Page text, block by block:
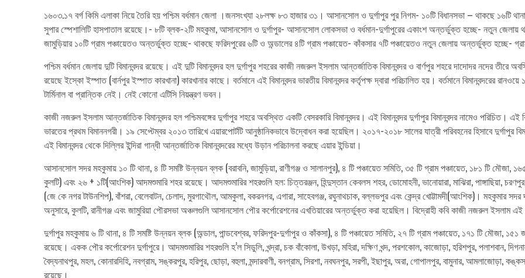
১৬০৩.১৭ বর্গ কিমি এলাকা নিয়ে তৈরি হয় পশ্চিম বর্ধমান জেলা ।জনসংখ্যা ২৮লক্ষ ৮৩ হাজার ৩১। আসানসোল ও দুর্গাপুর পুর নিগম- ১০টি বিধানসভা – থাকছে ১৬টি
সুপার স্পেশালিটি হাসপাতাল রয়েছে।- ৮টি ব্লক-২টি মহকুমা, আসানসোল ও দুর্গাপুর- আসানসোল লোকসভা ও বর্ধমান-দুর্গাপুরের একাংশ অন্তর্ভুক্ত হচ্ছে- নতুন জেলায়
জামুড়িয়ার ১০টি গ্রাম পঞ্চায়েতও অন্তর্ভুক্ত হচ্ছে- থাকছে ফরিদপুরের ৬টি ও অন্ডালের ৪টি গ্রাম পঞ্চায়েত- কাঁকসার ৭টি পঞ্চায়েতও নতুন জেলায় অন্তর্ভুক্ত হচ্ছে-
পশ্চিম বর্ধমান জেলায় দুটি বিমানবন্দর রয়েছে। এই দুটি বিমানবন্দর হল দুর্গাপুর শহরের কাজী নজরুল ইসলাম আন্তর্জাতিক বিমানবন্দর ও বার্ণপুর শহরে দাদোদর নদের তীরে
রয়েছে ইস্কো ইস্পাত (বার্নপুর ইস্পাত কারখানা) কারখানার কাছে। বর্তমানে এই বিমানবন্দর ভারতীয় বিমানবন্দর কর্তৃপক্ষ দ্বারা পরিচালিত হয়। বর্তমানে বিমানবন্দরের
টার্মিনাল বা প্রান্তিক নেই। নেই কোনো এটিসি নিয়ন্ত্রণ ভবন।
কাজী নজরুল ইসলাম আন্তর্জাতিক বিমানবন্দর হল পশ্চিমবঙ্গের দুর্গাপুর শহরে অবস্থিত একটি বেসরকারি বিমানবন্দর। এই বিমানবন্দর দুর্গাপুর বিমানবন্দর নামেও পরিচিত। এই
ভারতের প্রথম বিমাননগরী। ১৯ সেপ্টেম্বর ২০১৩ তারিখে এয়ারপোর্টটি আনুষ্ঠানিকভাবে উদ্বোধন করা হয়েছিল। ২০১৭-২০১৮ সালের যাত্রী পরিবহনের হিসাবে দুর্গাপুর
এই বিমানবন্দর থেকে দিল্লির ইন্দিরা গান্ধী আন্তর্জাতিক বিমানবন্দরের মধ্যে উড়ান পরিচালনা করছে এয়ার ইন্ডিয়া।
আসানসোল সদর মহকুমায় ১০ টি থানা, ৪ টি সমষ্টি উন্নয়ন ব্লক (বরাবনি, জামুড়িয়া, রাণীগঞ্জ ও সালানপুর), ৪ টি পঞ্চায়েত সমিতি, ৩৫ টি গ্রাম পঞ্চায়েত, ১৮১ টি মৌজা,
কুলটি) এবং ২৬ + ১টি(আংশিক) আদমশুমারি শহর রয়েছে। আদমশুমারির শহরগুলি হল: চিত্তরঞ্জন, হিন্দুস্তান কেবলস শহর, ডোমোহনী, ভানোয়ারা, মাঝিরা, পাঙ্গাছিয়া, চরণপুর,
(জে কে নগর টাউনশিপ), বাঁশরা, বেলেবাটন, চেলাদ, মুরগাথৌল, আমকুলা, বকরনগর, এগারা, সাহেবগঞ্জ, রঘুনাথচাক, বল্লভপুর এবং কেন্দ্র খোট্টামদী(আংশিক)।
অনুসারে, কুলটি, রানীগঞ্জ এবং জামুরিয়া পৌরসভা অঞ্চলগুলি আসানসোল পৌর কর্পোরেশনের এখতিয়ারের অন্তর্ভুক্ত করা হয়েছিল। বিদ্রোহী কবি কাজী নজরুল ইসলাম
দুর্গাপুর মহকুমায় ৬ টি থানা, ৪ টি সমষ্টি উন্নয়ন ব্লক (অন্ডাল, পান্ডবেশ্বর, ফরিদপুর-দুর্গাপুর ও কাঁকসা), ৪ টি পঞ্চায়েত সমিতি, ২৭ টি গ্রাম পঞ্চায়েত, ১৭১ টি
রয়েছে। একক পৌর কর্পোরেশন দুর্গাপুরে। আদমশুমারির শহরগুলি হ’ল সিডুলি, খন্দ্রা, চক বাঁকোলা, উখড়া, মহিরা, দক্ষিণ খন্দ, পরশকোল, কাজোড়া, হরিশপুর, পলাশবান,
বৈদ্যনাথপুর, মহল, কোনারদিহি, নবগ্রাম, সঙ্করপুর, হরিপুর, ছোড়া, বহুলা, মন্দারবাণী, বনগ্রাম, সিরশা, নবঘনপুর, সরপী, ইছাপুর, অরা, গোপালপুর, বামুনার, আমলাজোড়া,
রয়েছে।